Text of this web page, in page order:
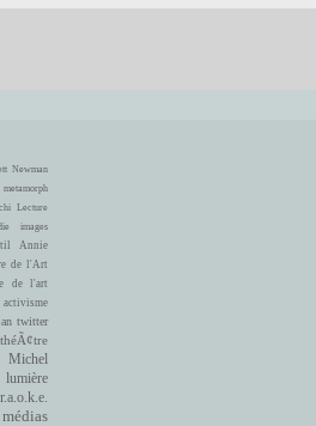
Newman
metamorph
Lecture
images
Annie
de l'Art
de l'art
activisme
twitter
théÃ¢tre
Michel
lumière
médias